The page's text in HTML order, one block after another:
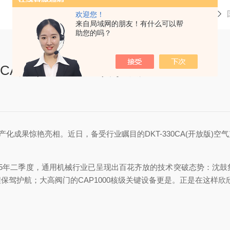
欢迎您！
来自局域网的朋友！有什么可以帮
助您的吗？
开放版空气充填泵震撼
成果惊艳亮相。近日，备受行业瞩目的DKT-330CA(开放版)空
二季度，通用机械行业已呈现出百花齐放的技术突破态势：沈
驾护航；大高阀门的CAP1000核级关键设备更是。正是在这样